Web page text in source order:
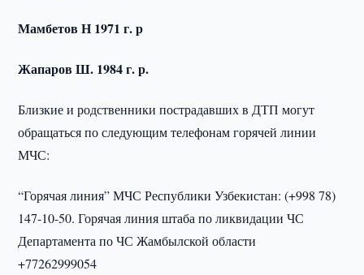
Мамбетов Н 1971 г. р
Жапаров Ш. 1984 г. р.
Близкие и родственники пострадавших в ДТП могут
обращаться по следующим телефонам горячей линии
МЧС:
“Горячая линия” МЧС Республики Узбекистан: (+998 78)
147-10-50. Горячая линия штаба по ликвидации ЧС
Департамента по ЧС Жамбылской области
+77262999054